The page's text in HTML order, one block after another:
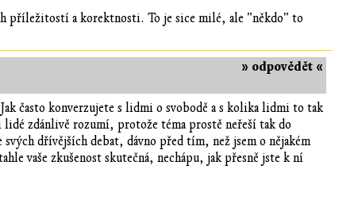
příležitostí a korektnosti. To je sice milé, ale "někdo" to
» odpovědět «
často konverzujete s lidmi o svobodě a s kolika lidmi to tak
zdánlivě rozumí, protože téma prostě neřeší tak do
dřívějších debat, dávno před tím, než jsem o nějakém
vaše zkušenost skutečná, nechápu, jak přesně jste k ní